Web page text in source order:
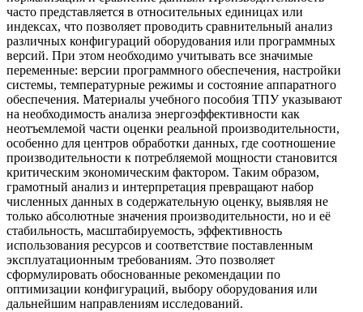
часто представляется в относительных единицах или
индексах, что позволяет проводить сравнительный анализ
различных конфигураций оборудования или программных
версий. При этом необходимо учитывать все значимые
переменные: версии программного обеспечения, настройки
системы, температурные режимы и состояние аппаратного
обеспечения. Материалы учебного пособия ТПУ указывают
на необходимость анализа энергоэффективности как
неотъемлемой части оценки реальной производительности,
особенно для центров обработки данных, где соотношение
производительности к потребляемой мощности становится
критическим экономическим фактором. Таким образом,
грамотный анализ и интерпретация превращают набор
численных данных в содержательную оценку, выявляя не
только абсолютные значения производительности, но и её
стабильность, масштабируемость, эффективность
использования ресурсов и соответствие поставленным
эксплуатационным требованиям. Это позволяет
сформулировать обоснованные рекомендации по
оптимизации конфигураций, выбору оборудования или
дальнейшим направлениям исследований.